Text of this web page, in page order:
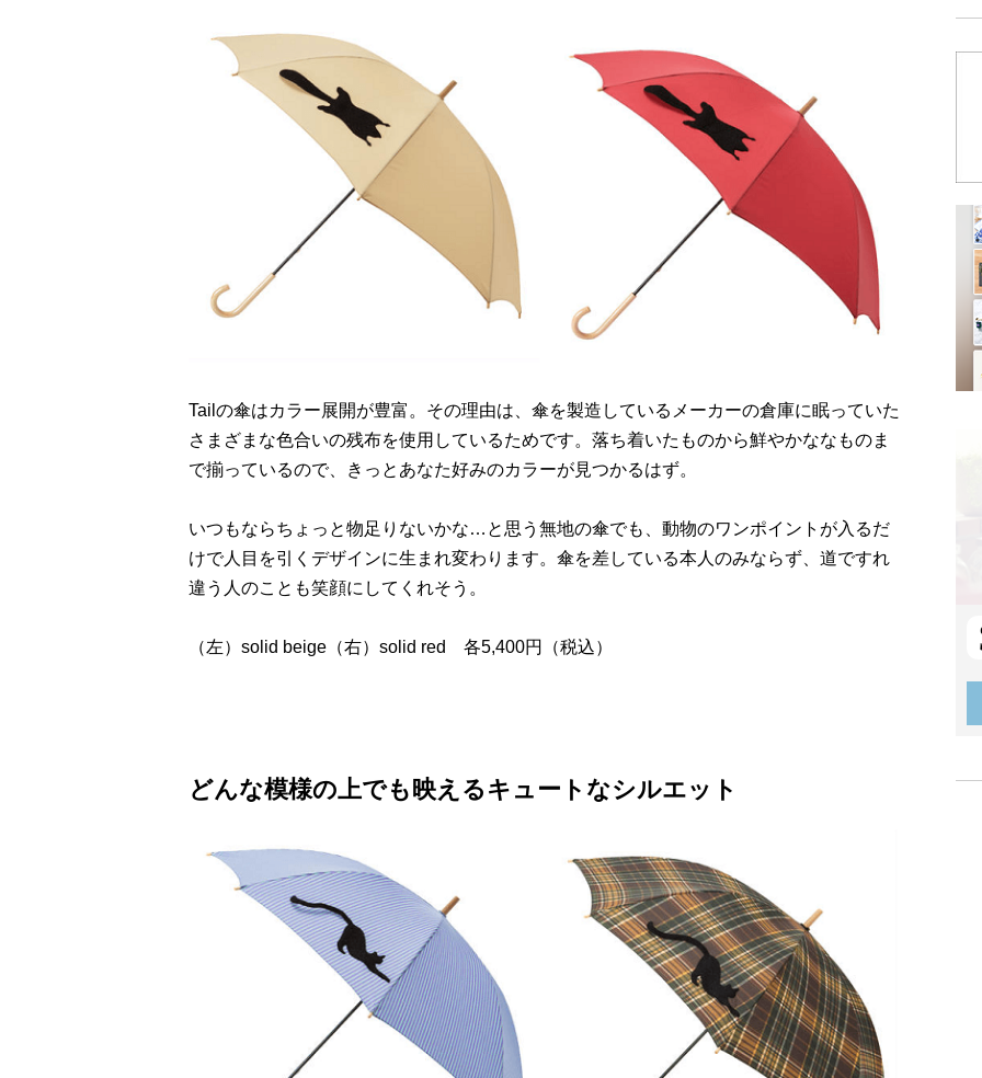
Tailの傘はカラー展開が豊富。その理由は、傘を製造しているメーカーの倉庫に眠っていた
さまざまな色合いの残布を使用しているためです。落ち着いたものから鮮やかななものま
で揃っているので、きっとあなた好みのカラーが見つかるはず。
いつもならちょっと物足りないかな…と思う無地の傘でも、動物のワンポイントが入るだ
けで人目を引くデザインに生まれ変わります。傘を差している本人のみならず、道ですれ
違う人のことも笑顔にしてくれそう。
（左）solid beige（右）solid red 各5,400円（税込）
どんな模様の上でも映えるキュートなシルエット